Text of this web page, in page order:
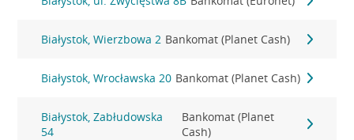
Białystok, Wierzbowa 2 Bankomat (Planet Cash)
Białystok, Wrocławska 20 Bankomat (Planet Cash)
Białystok, Zabłudowska
54
Bankomat (Planet
Cash)